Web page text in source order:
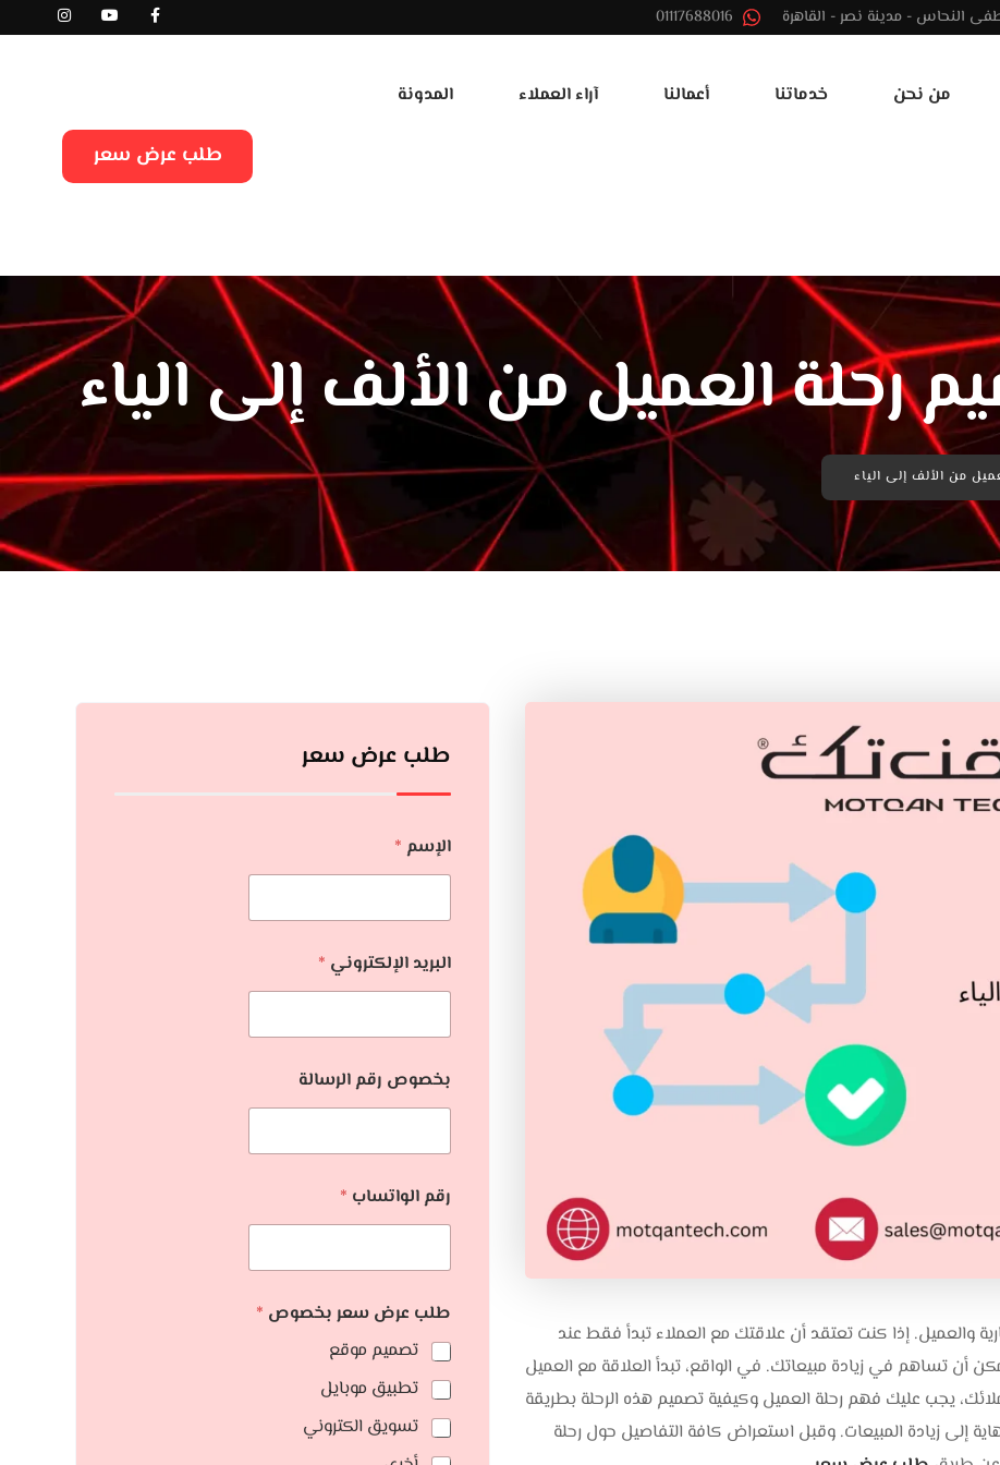
من نحن خدماتنا أعمالنا آراء العملاء المدونة
طلب عرض سعر
رحلة العميل من الألف إلى الياء
من الألف إلى الياء
والعميل. إذا كنت تعتقد أن علاقتك مع العملاء تبدأ فقط عند
أن تساهم في زيادة مبيعاتك. في الواقع، تبدأ العلاقة مع العميل
يجب عليك فهم رحلة العميل وكيفية تصميم هذه الرحلة بطريقة
إلى زيادة المبيعات. وقبل استعراض كافة التفاصيل حول رحلة
طلب عرض سعر
الإسم *
البريد الإلكتروني *
بخصوص رقم الرسالة
رقم الواتساب *
طلب عرض سعر بخصوص *
تصميم موقع
تطبيق موبايل
تسويق الكتروني